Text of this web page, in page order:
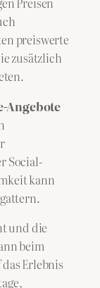
preiswerte
zusätzlich
Angebote
Social-
kann
und die
beim
Erlebnis